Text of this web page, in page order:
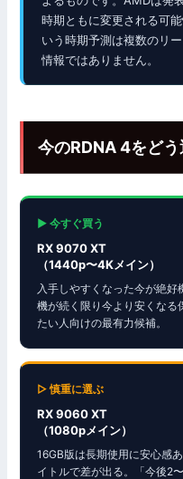
時期ともに変更される可
いう時期予測は複数のリ
情報ではありません。
今のRDNA 4をど
▶ 今すぐ買う
RX 9070 XT
（1440p〜4Kメイン）
入手しやすくなった今が絶
機が続く限り今より安くな
たい人向けの最有力候補。
▷ 慎重に選ぶ
RX 9060 XT
（1080pメイン）
16GB版は長期使用に安心感
イトルで差が出る。「今後2